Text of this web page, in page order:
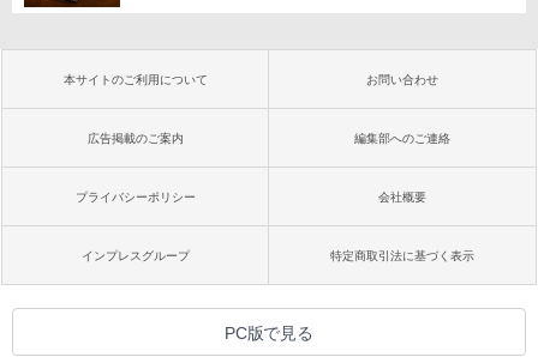
本サイトのご利用について お問い合わせ
広告掲載のご案内 編集部へのご連絡
プライバシーポリシー 会社概要
インプレスグループ 特定商取引法に基づく表示
PC版で見る